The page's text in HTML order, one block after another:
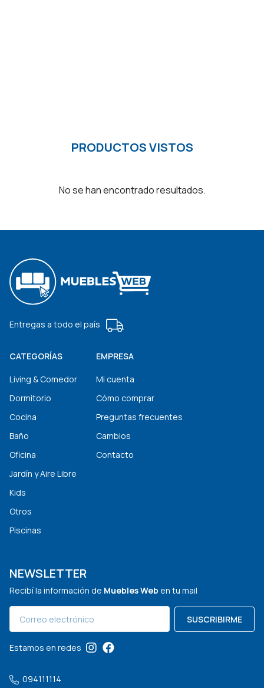
PRODUCTOS VISTOS
No se han encontrado resultados.
Entregas a todo el país
CATEGORÍAS
Living & Comedor
Dormitorio
Cocina
Baño
Oficina
Jardín y Aire Libre
Kids
Otros
Piscinas
EMPRESA
Mi cuenta
Cómo comprar
Preguntas frecuentes
Cambios
Contacto
NEWSLETTER
Recibí la información de Muebles Web en tu mail
SUSCRIBIRME
Estamos en redes
094111114